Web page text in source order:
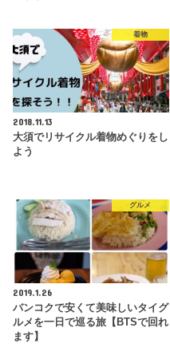
着物
2018.11.13
大須でリサイクル着物めぐりをし
よう
グルメ
2019.1.26
バンコクで安くて美味しいタイグ
ルメを一日で巡る旅【BTSで回れ
ます】